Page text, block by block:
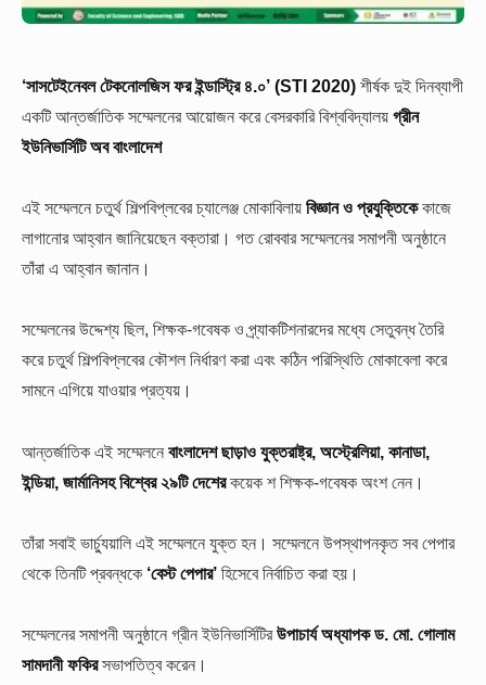
‘সাসটেইনেবল টেকনোলজিস ফর ইন্ডাস্ট্রি ৪.০’ (STI 2020) শীর্ষক দুই দিনব্যাপী
একটি আন্তর্জাতিক সম্মেলনের আয়োজন করে বেসরকারি বিশ্ববিদ্যালয় গ্রীন
ইউনিভার্সিটি অব বাংলাদেশ
এই সম্মেলনে চতুর্থ শিল্পবিপ্লবের চ্যালেঞ্জ মোকাবিলায় বিজ্ঞান ও প্রযুক্তিকেকাজে
লাগানোর আহ্বান জানিয়েছেন বক্তারা। গত রোববার সম্মেলনের সমাপনী অনুষ্ঠানে
তাঁরা এ আহ্বান জানান।
সম্মেলনের উদ্দেশ্য ছিল, শিক্ষক-গবেষক ও প্র্যাকটিশনারদের মধ্যে সেতুবন্ধ তৈরি
করে চতুর্থ শিল্পবিপ্লবের কৌশল নির্ধারণ করা এবং কঠিন পরিস্থিতি মোকাবেলা করে
সামনে এগিয়ে যাওয়ার প্রত্যয়।
আন্তর্জাতিক এই সম্মেলনে বাংলাদেশ ছাড়াও যুক্তরাষ্ট্র, অস্ট্রেলিয়া, কানাডা,
ইন্ডিয়া, জার্মানিসহ বিশ্বের ২৯টি দেশেরকয়েক শ শিক্ষক-গবেষক অংশ নেন।
তাঁরা সবাই ভার্চ্যুয়ালি এই সম্মেলনে যুক্ত হন। সম্মেলনে উপস্থাপনকৃত সব পেপার
থেকে তিনটি প্রবন্ধকে ‘বেস্ট পেপার’ হিসেবে নির্বাচিত করা হয়।
সম্মেলনের সমাপনী অনুষ্ঠানে গ্রীন ইউনিভার্সিটিরউপাচার্য অধ্যাপক ড. মো. গোলাম
সামদানী ফকিরসভাপতিত্ব করেন।